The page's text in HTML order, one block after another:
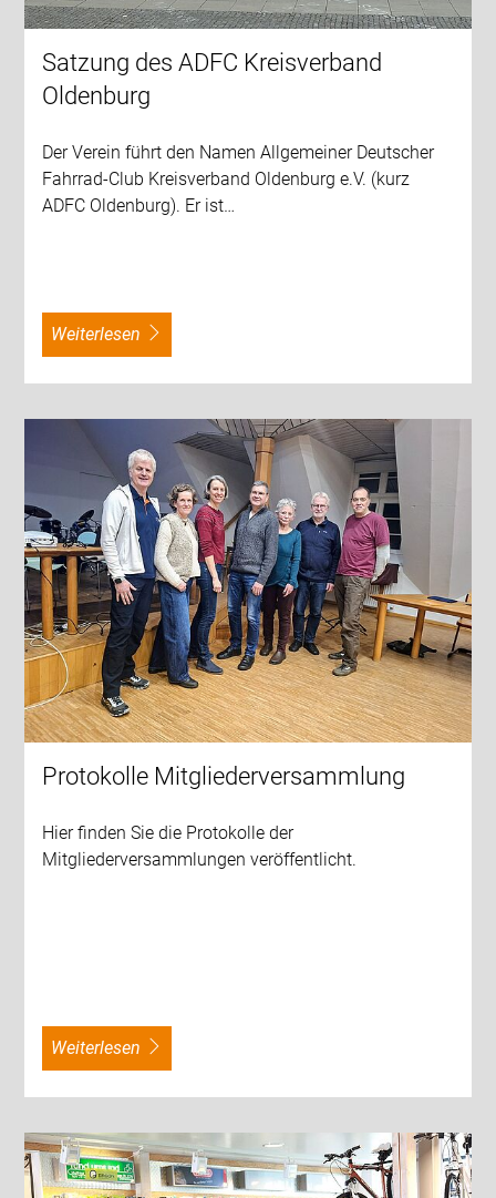
Satzung des ADFC Kreisverband
Oldenburg
Der Verein führt den Namen Allgemeiner Deutscher
Fahrrad-Club Kreisverband Oldenburg e.V. (kurz
ADFC Oldenburg). Er ist…
weiterlesen
Protokolle Mitgliederversammlung
Hier finden Sie die Protokolle der
Mitgliederversammlungen veröffentlicht.
weiterlesen